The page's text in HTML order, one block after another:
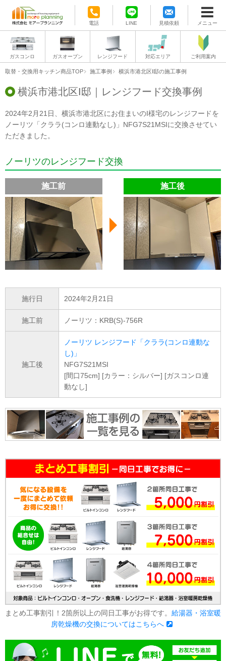
電話 LINE 見積依頼 メニュー
ガスコンロ ガスオーブン レンジフード 対応エリア ご利用案内
取替・交換用キッチン商品TOP 施工事例 横浜市港北区I邸の施工事例
横浜市港北区I邸｜レンジフード交換事例
2024年2月21日、横浜市港北区にお住まいのI様宅のレンジフードを
ノーリツ「クララ(コンロ連動なし)」NFG7S21MSIに交換させてい
ただきました。
ノーリツのレンジフード交換
施工前 施工後
施行日 2024年2月21日
施工前 ノーリツ：KRB(S)-756R
施工後
ノーリツ レンジフード「クララ(コンロ連動な
し)」
NFG7S21MSI
[間口75cm] [カラー：シルバー] [ガスコンロ連
動なし]
まとめ工事割引！2箇所以上の同日工事がお得です。 給湯器・浴室暖
房乾燥機の交換についてはこちらへ